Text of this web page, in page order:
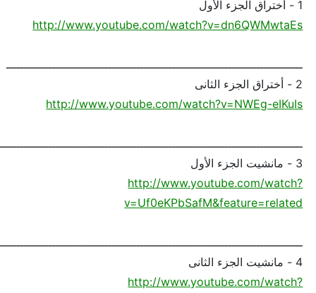
1 - أختراق الجزء الأول
http://www.youtube.com/watch?v=dn6QWMwtaEs
ــــــــــــــــــــــــــــــــــــــــــــــــــــــــــــــــــــــــــــــــــــ
2 - أختراق الجزء الثانى
http://www.youtube.com/watch?v=NWEg-eIKuIs
ـــــــــــــــــــــــــــــــــــــــــــــــــــــــــــــــــــــــــــــــــــــــ
3 - مانشيت الجزء الأول
http://www.youtube.com/watch?
v=Uf0eKPbSafM&feature=related
ــــــــــــــــــــــــــــــــــــــــــــــــــــــــــــــــــــــــــــــــــــــ
4 - مانشيت الجزء الثانى
http://www.youtube.com/watch?